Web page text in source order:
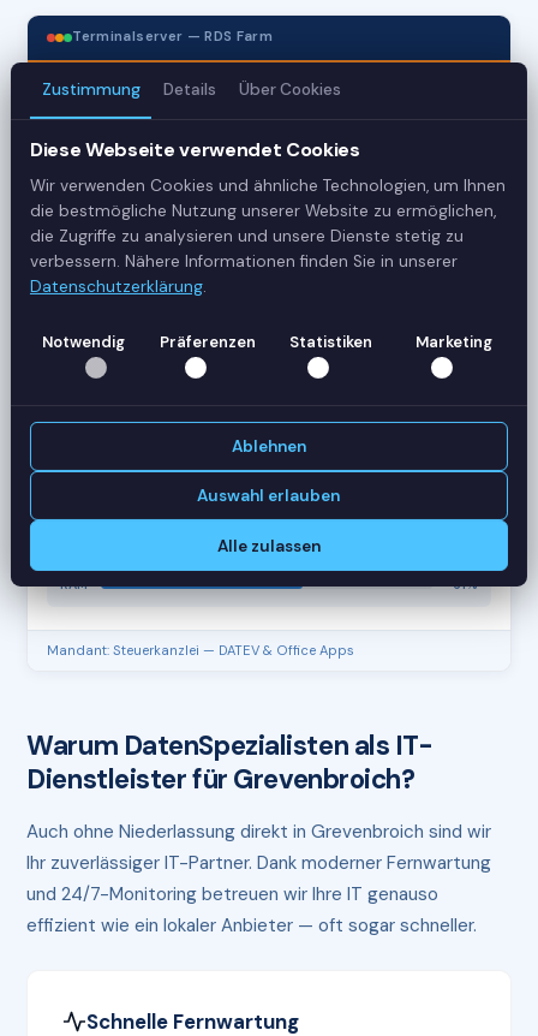
Terminalserver — RDS Farm
Server
42
Sessions
Status
CPU
62%
RAM
61%
Mandant: Steuerkanzlei — DATEV & Office Apps
Warum DatenSpezialisten als IT-
Dienstleister für Grevenbroich?
Auch ohne Niederlassung direkt in Grevenbroich sind wir
Ihr zuverlässiger IT-Partner. Dank moderner Fernwartung
und 24/7-Monitoring betreuen wir Ihre IT genauso
effizient wie ein lokaler Anbieter — oft sogar schneller.
Schnelle Fernwartung
Zustimmung Details Über Cookies
Diese Webseite verwendet Cookies
Wir verwenden Cookies und ähnliche Technologien, um Ihnen
die bestmögliche Nutzung unserer Website zu ermöglichen,
die Zugriffe zu analysieren und unsere Dienste stetig zu
verbessern. Nähere Informationen finden Sie in unserer
Datenschutzerklärung.
Notwendig Präferenzen Statistiken Marketing
Ablehnen
Auswahl erlauben
Alle zulassen